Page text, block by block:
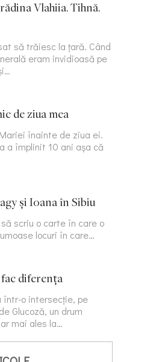
Vlahiia. Tihnă.
să trăiesc la țară. Când
eram invidioasă pe
de ziua mea
înainte de ziua ei.
a împlinit 10 ani așa că
și Ioana în Sibiu
scriu o carte în care o
locuri în care…
diferența
într-o intersecție, pe
Glucoză, un drum
mai ales la…